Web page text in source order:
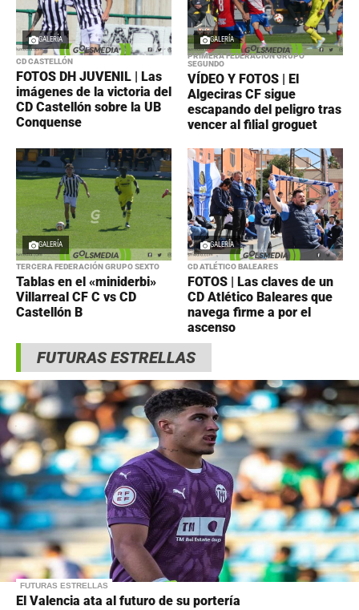
GALERÍA
CD CASTELLÓN
FOTOS DH JUVENIL | Las
imágenes de la victoria del
CD Castellón sobre la UB
Conquense
GALERÍA
PRIMERA FEDERACIÓN GRUPO
SEGUNDO
VÍDEO Y FOTOS | El
Algeciras CF sigue
escapando del peligro tras
vencer al filial groguet
GALERÍA
TERCERA FEDERACIÓN GRUPO SEXTO
Tablas en el «miniderbi»
Villarreal CF C vs CD
Castellón B
GALERÍA
CD ATLÉTICO BALEARES
FOTOS | Las claves de un
CD Atlético Baleares que
navega firme a por el
ascenso
FUTURAS ESTRELLAS
FUTURAS ESTRELLAS
El Valencia ata al futuro de su portería